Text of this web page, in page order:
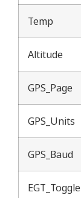
Temp
Altitude
GPS_Page
GPS_Units
GPS_Baud
EGT_Toggle